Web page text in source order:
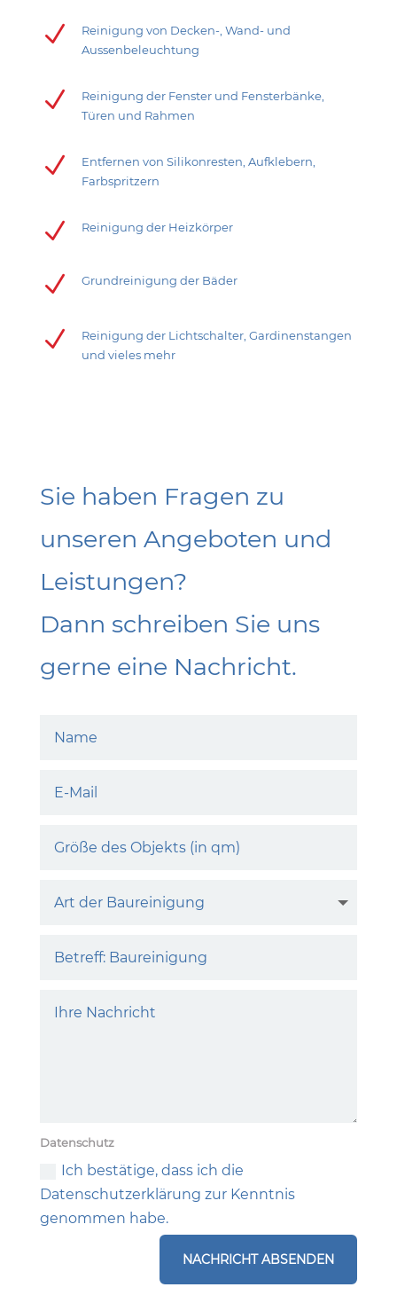
N
Reinigung von Decken-, Wand- und
Aussenbeleuchtung
N
Reinigung der Fenster und Fensterbänke,
Türen und Rahmen
N
Entfernen von Silikonresten, Aufklebern,
Farbspritzern
N Reinigung der Heizkörper
N Grundreinigung der Bäder
N
Reinigung der Lichtschalter, Gardinenstangen
und vieles mehr
Sie haben Fragen zu
unseren Angeboten und
Leistungen?
Dann schreiben Sie uns
gerne eine Nachricht.
Datenschutz
Ich bestätige, dass ich die
Datenschutzerklärung zur Kenntnis
genommen habe.
NACHRICHT ABSENDEN